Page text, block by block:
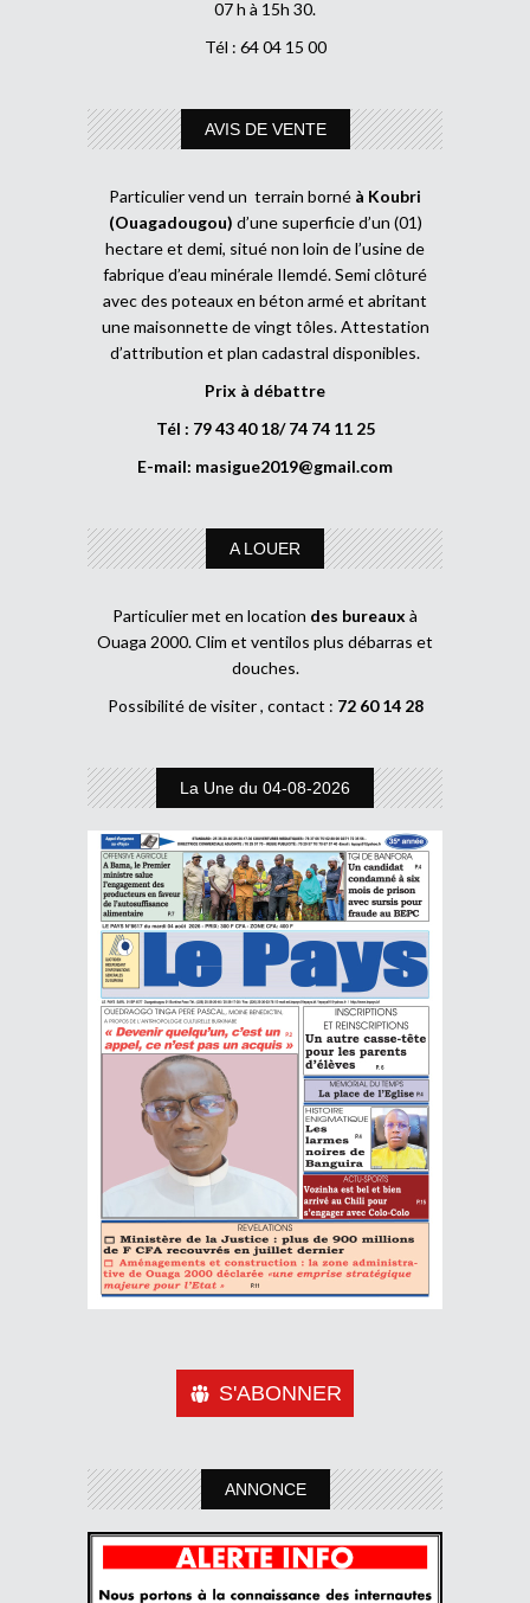
07 h à 15h 30.
Tél : 64 04 15 00
AVIS DE VENTE
Particulier vend un terrain borné à Koubri
(Ouagadougou) d’une superficie d’un (01)
hectare et demi, situé non loin de l’usine de
fabrique d’eau minérale Ilemdé. Semi clôturé
avec des poteaux en béton armé et abritant
une maisonnette de vingt tôles. Attestation
d’attribution et plan cadastral disponibles.
Prix à débattre
Tél : 79 43 40 18/ 74 74 11 25
E-mail: masigue2019@gmail.com
A LOUER
Particulier met en location des bureaux à
Ouaga 2000. Clim et ventilos plus débarras et
douches.
Possibilité de visiter , contact : 72 60 14 28
La Une du 04-08-2026
S'ABONNER
ANNONCE